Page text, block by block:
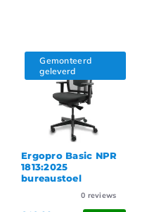
Gemonteerd
geleverd
Ergopro Basic NPR
1813:2025
bureaustoel
0 reviews